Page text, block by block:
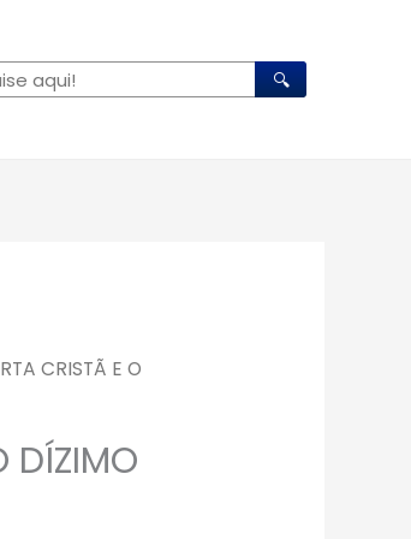
🔍
CRISTÃ E O
DÍZIMO